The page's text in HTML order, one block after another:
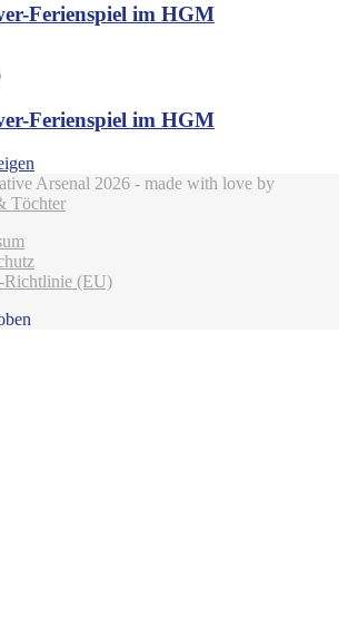
Ferienspiel im HGM
Ferienspiel im HGM
Arsenal 2026 - made with love by
Töchter
Richtlinie (EU)